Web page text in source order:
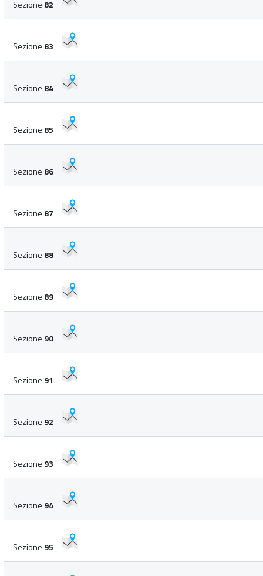
Sezione 82
Sezione 83
Sezione 84
Sezione 85
Sezione 86
Sezione 87
Sezione 88
Sezione 89
Sezione 90
Sezione 91
Sezione 92
Sezione 93
Sezione 94
Sezione 95